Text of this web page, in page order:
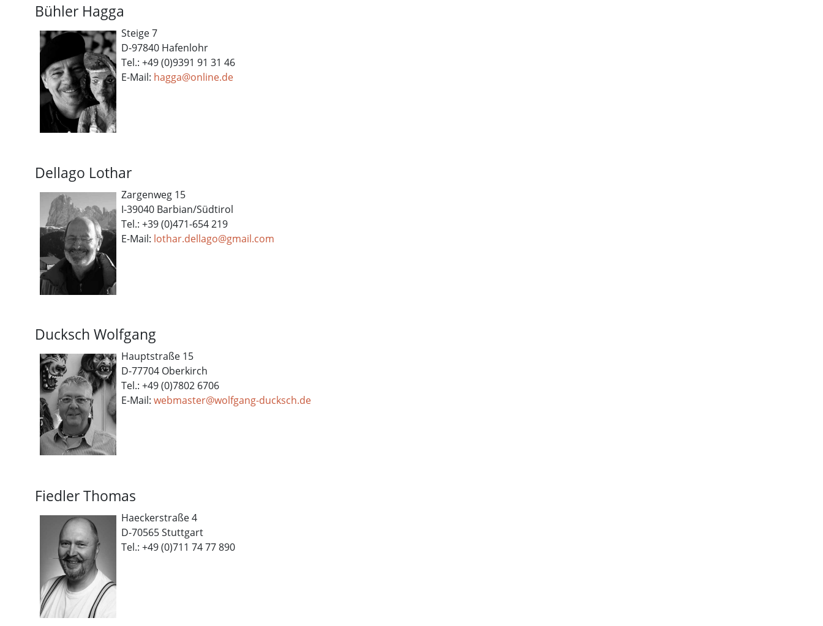
Bühler Hagga
Steige 7
D-97840 Hafenlohr
Tel.: +49 (0)9391 91 31 46
E-Mail: hagga@online.de
Dellago Lothar
Zargenweg 15
I-39040 Barbian/Südtirol
Tel.: +39 (0)471-654 219
E-Mail: lothar.dellago@gmail.com
Ducksch Wolfgang
Hauptstraße 15
D-77704 Oberkirch
Tel.: +49 (0)7802 6706
E-Mail: webmaster@wolfgang-ducksch.de
Fiedler Thomas
Haeckerstraße 4
D-70565 Stuttgart
Tel.: +49 (0)711 74 77 890